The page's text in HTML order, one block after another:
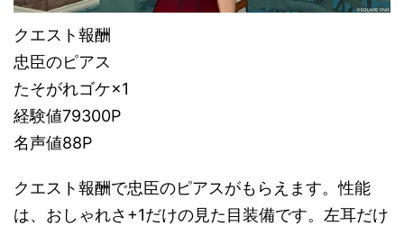
クエスト報酬
忠臣のピアス
たそがれゴケ×1
経験値79300P
名声値88P
クエスト報酬で忠臣のピアスがもらえます。性能
は、おしゃれさ+1だけの見た目装備です。左耳だけ